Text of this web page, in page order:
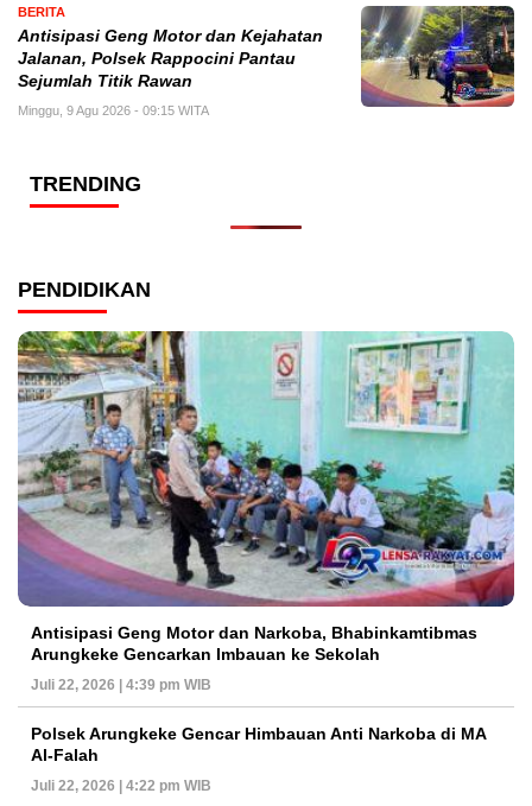
BERITA
Antisipasi Geng Motor dan Kejahatan
Jalanan, Polsek Rappocini Pantau
Sejumlah Titik Rawan
Minggu, 9 Agu 2026 - 09:15 WITA
TRENDING
PENDIDIKAN
Antisipasi Geng Motor dan Narkoba, Bhabinkamtibmas
Arungkeke Gencarkan Imbauan ke Sekolah
Juli 22, 2026 | 4:39 pm WIB
Polsek Arungkeke Gencar Himbauan Anti Narkoba di MA
Al-Falah
Juli 22, 2026 | 4:22 pm WIB